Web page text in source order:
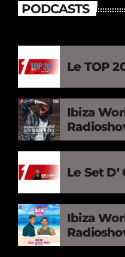
PODCASTS
Le TOP
Ibiza
Le Set D'
Ibiza